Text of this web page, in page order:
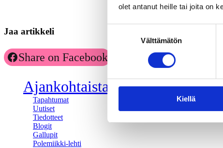
olet antanut heille tai joita on
Välttämätön
Kiellä
Jaa artikkeli
Share on Facebook Share on LinkedIn
Ajankohtaista
Tapahtumat
Uutiset
Tiedotteet
Blogit
Gallupit
Polemiikki-lehti